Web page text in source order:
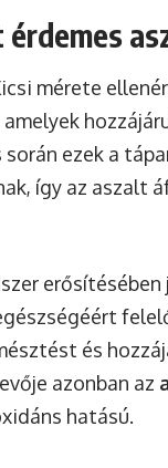
mérete
ezek a
így az aszalt
és
azonban az
hatású.